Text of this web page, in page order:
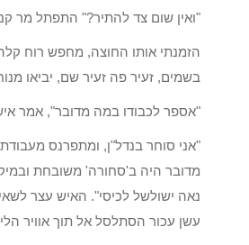
"ואין שום צד להתיר?" התפתל מר
הזמנתי אותו החוצה, מחפש רוח
בשמים, זעיר פה זעיר שם, יביאו
"אספר לכבודו במה מדובר", אמר
"אני סוחר בנדל"ן, ומתפרנס
מדובר היה ב'סחורה' משובחת
נאה ישולשל לכיסי". האיש עצר
עשן עכור הסתלסל אל תוך אוויר